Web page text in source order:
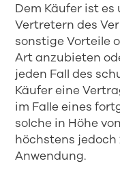
Dem Käufer ist
Vertretern des
sonstige Vorteile
Art anzubieten
jeden Fall des
Käufer eine
im Falle eines
solche in Höhe
höchstens jedoch
Anwendung.